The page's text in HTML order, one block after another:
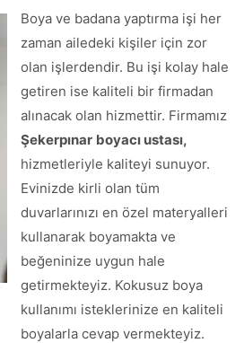
Boya ve badana yaptırma işi her
zaman ailedeki kişiler için zor
olan işlerdendir. Bu işi kolay hale
getiren ise kaliteli bir firmadan
alınacak olan hizmettir. Firmamız
Şekerpınar boyacı ustası,
hizmetleriyle kaliteyi sunuyor.
Evinizde kirli olan tüm
duvarlarınızı en özel materyalleri
kullanarak boyamakta ve
beğeninize uygun hale
getirmekteyiz. Kokusuz boya
kullanımı isteklerinize en kaliteli
boyalarla cevap vermekteyiz.